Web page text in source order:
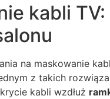
kabli
na maskowanie
z takich
kabli wzdłuż